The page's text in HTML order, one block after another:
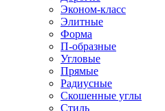
Эконом-класс
Элитные
Форма
П-образные
Угловые
Прямые
Радиусные
Скошенные углы
Стиль